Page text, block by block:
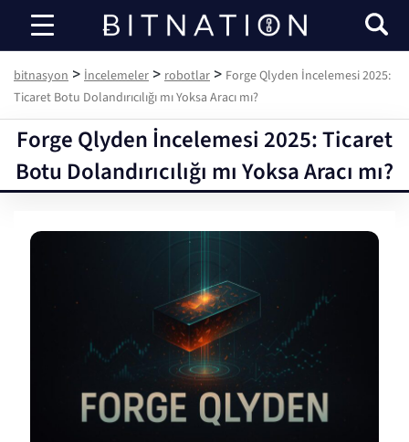
bitnasyon
bitnasyon > İncelemeler > robotlar > Forge Qlyden İncelemesi 2025:
Ticaret Botu Dolandırıcılığı mı Yoksa Aracı mı?
Forge Qlyden İncelemesi 2025: Ticaret
Botu Dolandırıcılığı mı Yoksa Aracı mı?